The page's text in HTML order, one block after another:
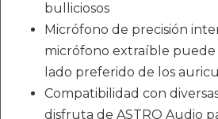
bulliciosos
Micrófono de precisión
micrófono extraíble puede
lado preferido de los
Compatibilidad con
disfruta de ASTRO Audio